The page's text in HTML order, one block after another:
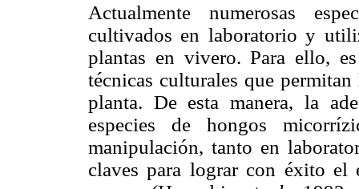
Actualmente numerosas
cultivados en laboratorio y
plantas en vivero. Para ello,
técnicas culturales que
planta. De esta manera, la
especies de hongos
manipulación, tanto en
claves para lograr con éxito el